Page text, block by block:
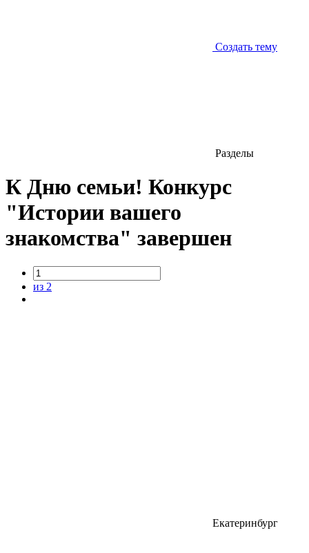
Создать тему
Разделы
К Дню семьи! Конкурс
"Истории вашего
знакомства" завершен
из 2
Екатеринбург